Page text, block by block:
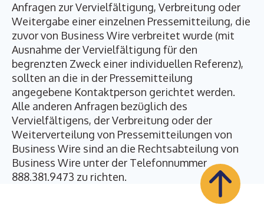
Anfragen zur Vervielfältigung, Verbreitung oder
Weitergabe einer einzelnen Pressemitteilung, die
zuvor von Business Wire verbreitet wurde (mit
Ausnahme der Vervielfältigung für den
begrenzten Zweck einer individuellen Referenz),
sollten an die in der Pressemitteilung
angegebene Kontaktperson gerichtet werden.
Alle anderen Anfragen bezüglich des
Vervielfältigens, der Verbreitung oder der
Weiterverteilung von Pressemitteilungen von
Business Wire sind an die Rechtsabteilung von
Business Wire unter der Telefonnummer
888.381.9473 zu richten.